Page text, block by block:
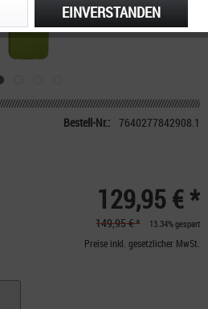
Bestell-Nr.: 7640277842908.1
129,95 € *
149,95 € * 13.34% gespart
Preise inkl. gesetzlicher MwSt.
EINVERSTANDEN